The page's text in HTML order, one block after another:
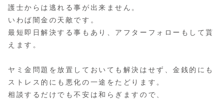
護士からは逃れる事が出来ません。
いわば闇金の天敵です。
最短即日解決する事もあり、アフターフォローもして貰
えます。
ヤミ金問題を放置しておいても解決はせず、金銭的にも
ストレス的にも悪化の一途をたどります。
相談するだけでも不安は和らぎますので、